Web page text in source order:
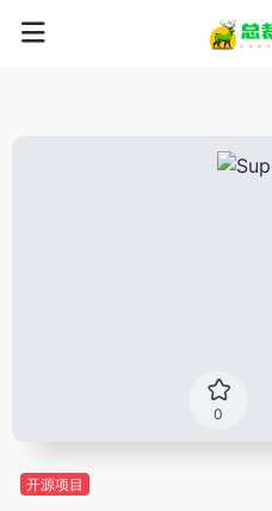
0
开源项目